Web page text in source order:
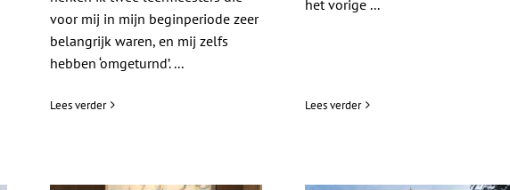
voor mij in mijn beginperiode zeer
belangrijk waren, en mij zelfs
hebben ‘omgeturnd’. ...
Lees verder
het vorige ...
Lees verder